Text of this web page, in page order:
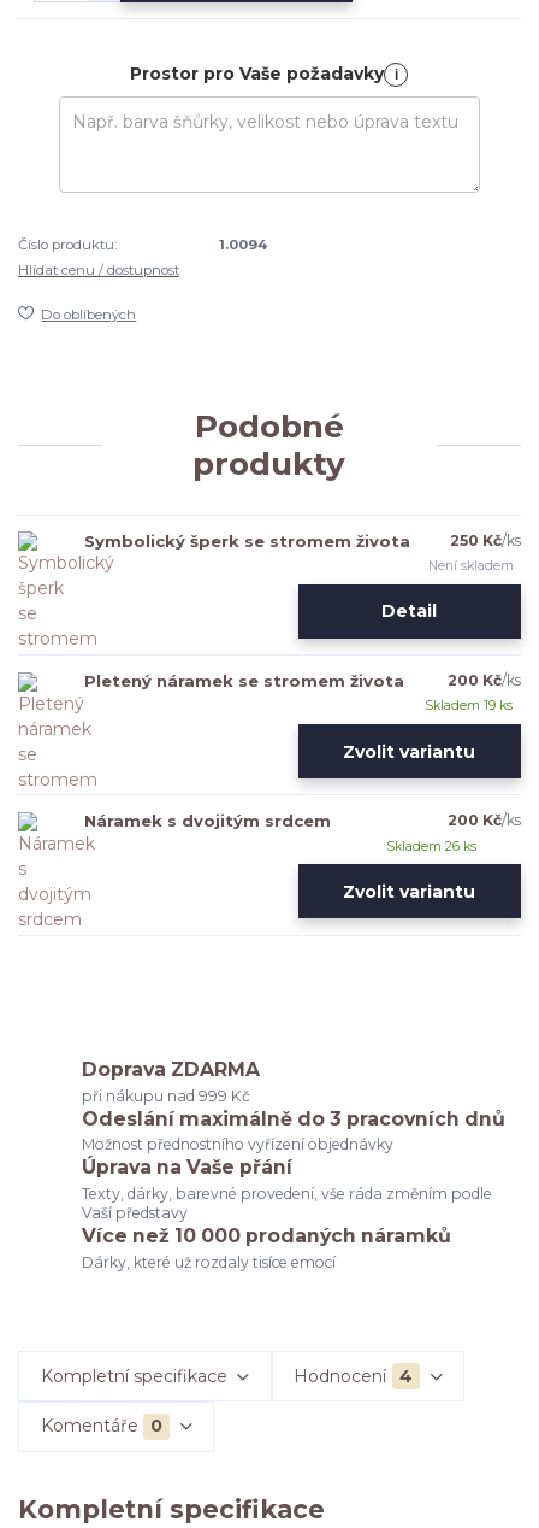
Prostor pro Vaše požadavky i
Číslo produktu:
1.0094
Hlídat cenu / dostupnost
Do oblíbených
Podobné
produkty
Symbolický šperk se stromem života 250 Kč/ks
Není skladem
Detail
Pletený náramek se stromem života 200 Kč/ks
Skladem 19 ks
Zvolit variantu
Náramek s dvojitým srdcem 200 Kč/ks
Skladem 26 ks
Zvolit variantu
Doprava ZDARMA
při nákupu nad 999 Kč
Odeslání maximálně do 3 pracovních dnů
Možnost přednostního vyřízení objednávky
Úprava na Vaše přání
Texty, dárky, barevné provedení, vše ráda změním podle
Vaší představy
Více než 10 000 prodaných náramků
Dárky, které už rozdaly tisíce emocí
Kompletní specifikace Hodnocení 4
Komentáře 0
Kompletní specifikace